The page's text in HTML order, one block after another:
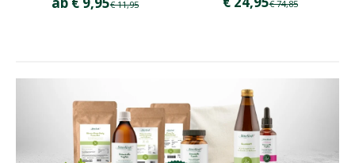
Regulärer Preis
€ 11,95 Regulärer Preis
€ 74,85